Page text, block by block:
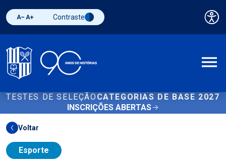
Diminuir fonte
Aumentar fonteAlternar contraste
Contraste
TESTES DE SELEÇÃO CATEGORIAS DE BASE 2027
INSCRIÇÕES ABERTAS
Voltar
Esporte